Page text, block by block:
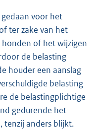
voor het
ter zake van het
of het wijzigen
de belasting
houder een aanslag
belasting
de belastingplichtige
gedurende het
tenzij anders blijkt.